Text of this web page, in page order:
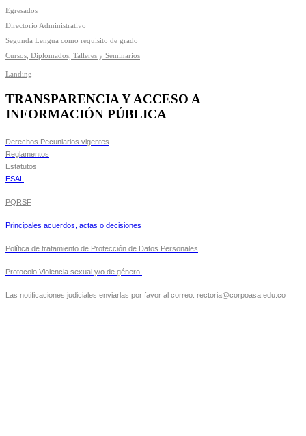
Egresados
Directorio Administrativo
Segunda Lengua como requisito de grado
Cursos, Diplomados, Talleres y Seminarios
Landing
TRANSPARENCIA Y ACCESO A
INFORMACIÓN PÚBLICA
Derechos Pecuniarios vigentes
Reglamentos
Estatutos
ESAL
PQRSF
Principales acuerdos, actas o decisiones
Política de tratamiento de Protección de Datos Personales
Protocolo Violencia sexual y/o de género
Las notificaciones judiciales enviarlas por favor al correo: rectoria@corpoasa.edu.co